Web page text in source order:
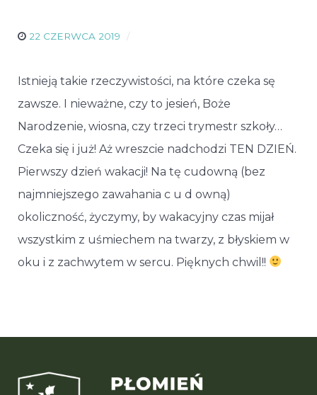
22 CZERWCA 2019
Istnieją takie rzeczywistości, na które czeka sę
zawsze. I nieważne, czy to jesień, Boże
Narodzenie, wiosna, czy trzeci trymestr szkoły…
Czeka się i już! Aż wreszcie nadchodzi TEN DZIEŃ.
Pierwszy dzień wakacji! Na tę cudowną (bez
najmniejszego zawahania c u d owną)
okoliczność, życzymy, by wakacyjny czas mijał
wszystkim z uśmiechem na twarzy, z błyskiem w
oku i z zachwytem w sercu. Pięknych chwil!!